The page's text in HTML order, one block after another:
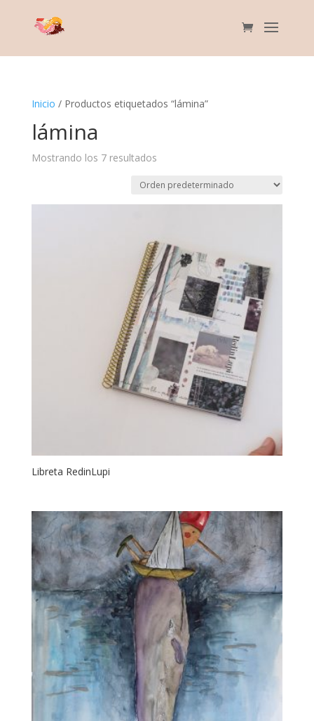
Inicio / Productos etiquetados “lámina”
lámina
Mostrando los 7 resultados
Libreta RedinLupi